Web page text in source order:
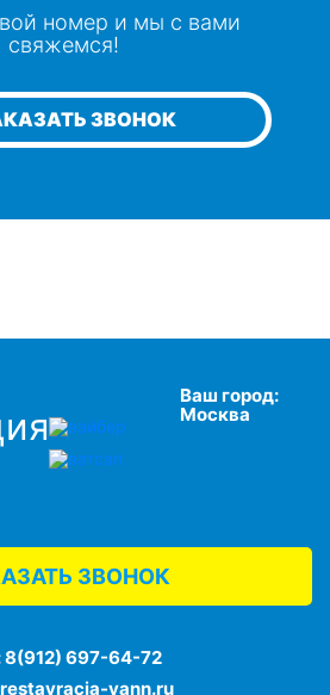
ЗВОНОК
номер и мы с вами
свяжемся!
Ваш город:
Москва
ЗВОНОК
8(912) 697-64-72
vann.ru